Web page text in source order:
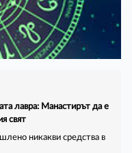
лавра: Манастирът да е
свят
никакви средства в